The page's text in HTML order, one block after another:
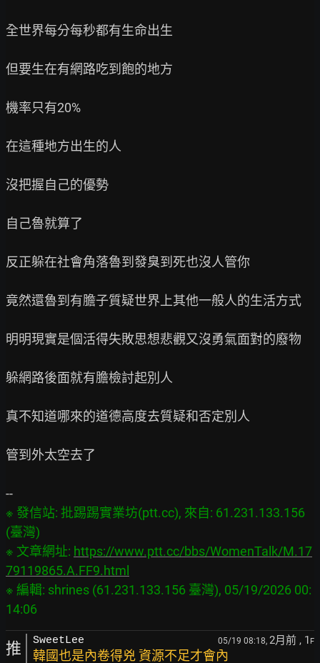
全世界每分每秒都有生命出生
但要生在有網路吃到飽的地方
機率只有20%
在這種地方出生的人
沒把握自己的優勢
自己魯就算了
反正躲在社會角落魯到發臭到死也沒人管你
竟然還魯到有膽子質疑世界上其他一般人的生活方式
明明現實是個活得失敗思想悲觀又沒勇氣面對的廢物
躲網路後面就有膽檢討起別人
真不知道哪來的道德高度去質疑和否定別人
管到外太空去了
※ 發信站: 批踢踢實業坊(ptt.cc), 來自: 61.231.133.156
(臺灣)
※ 文章網址: https://www.ptt.cc/bbs/WomenTalk/M.17
79119865.A.FF9.html
※ 編輯: shrines (61.231.133.156 臺灣), 05/19/2026 00:
推 SweetLee 05/19 08:18, 2月前 , 1 F
韓國也是內卷得兇 資源不足才會內